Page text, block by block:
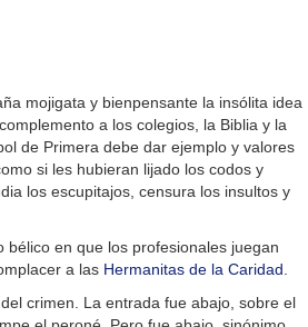
mojigata y bienpensante la insólita idea
a los colegios, la Biblia y la
de Primera debe dar ejemplo y valores
si les hubieran lijado los codos y
los escupitajos, censura los insultos y
en que los profesionales juegan
a las Hermanitas de la Caridad
crimen. La entrada fue abajo, sobre el